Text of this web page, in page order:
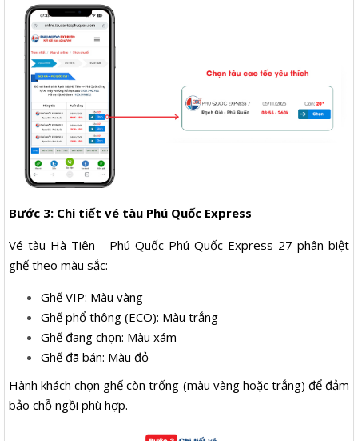
Bước 3: Chi tiết vé tàu Phú Quốc Express
Vé tàu Hà Tiên - Phú Quốc Phú Quốc Express 27 phân biệt
ghế theo màu sắc:
Ghế VIP: Màu vàng
Ghế phổ thông (ECO): Màu trắng
Ghế đang chọn: Màu xám
Ghế đã bán: Màu đỏ
Hành khách chọn ghế còn trống (màu vàng hoặc trắng) để đảm
bảo chỗ ngồi phù hợp.